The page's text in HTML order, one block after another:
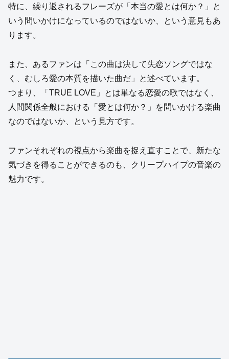
特に、繰り返されるフレーズが「本当の愛とは何か？」と
いう問いかけになっているのではないか、という意見もあ
ります。
また、あるファンは「この曲は決して失恋ソングではな
く、むしろ愛の本質を描いた曲だ」と述べています。
つまり、「TRUE LOVE」とは単なる恋愛の歌ではなく、
人間関係全般における「愛とは何か？」を問いかける楽曲
なのではないか、という見方です。
ファンそれぞれの視点から楽曲を捉え直すことで、新たな
気づきを得ることができるのも、クリープハイプの音楽の
魅力です。